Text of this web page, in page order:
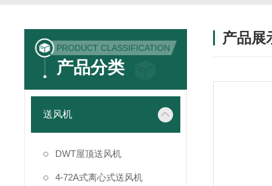
PRODUCT CLASSIFICATION
产品分类
送风机
DWT屋顶送风机
4-72A式离心式送风机
产品展